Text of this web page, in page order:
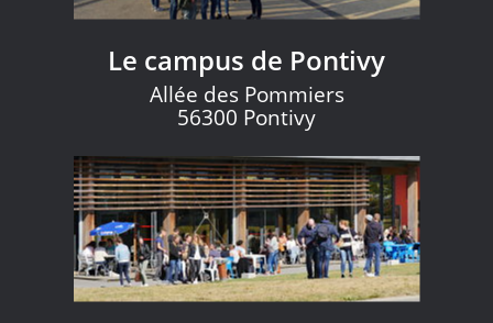
Le campus de Pontivy
Allée des Pommiers
56300 Pontivy